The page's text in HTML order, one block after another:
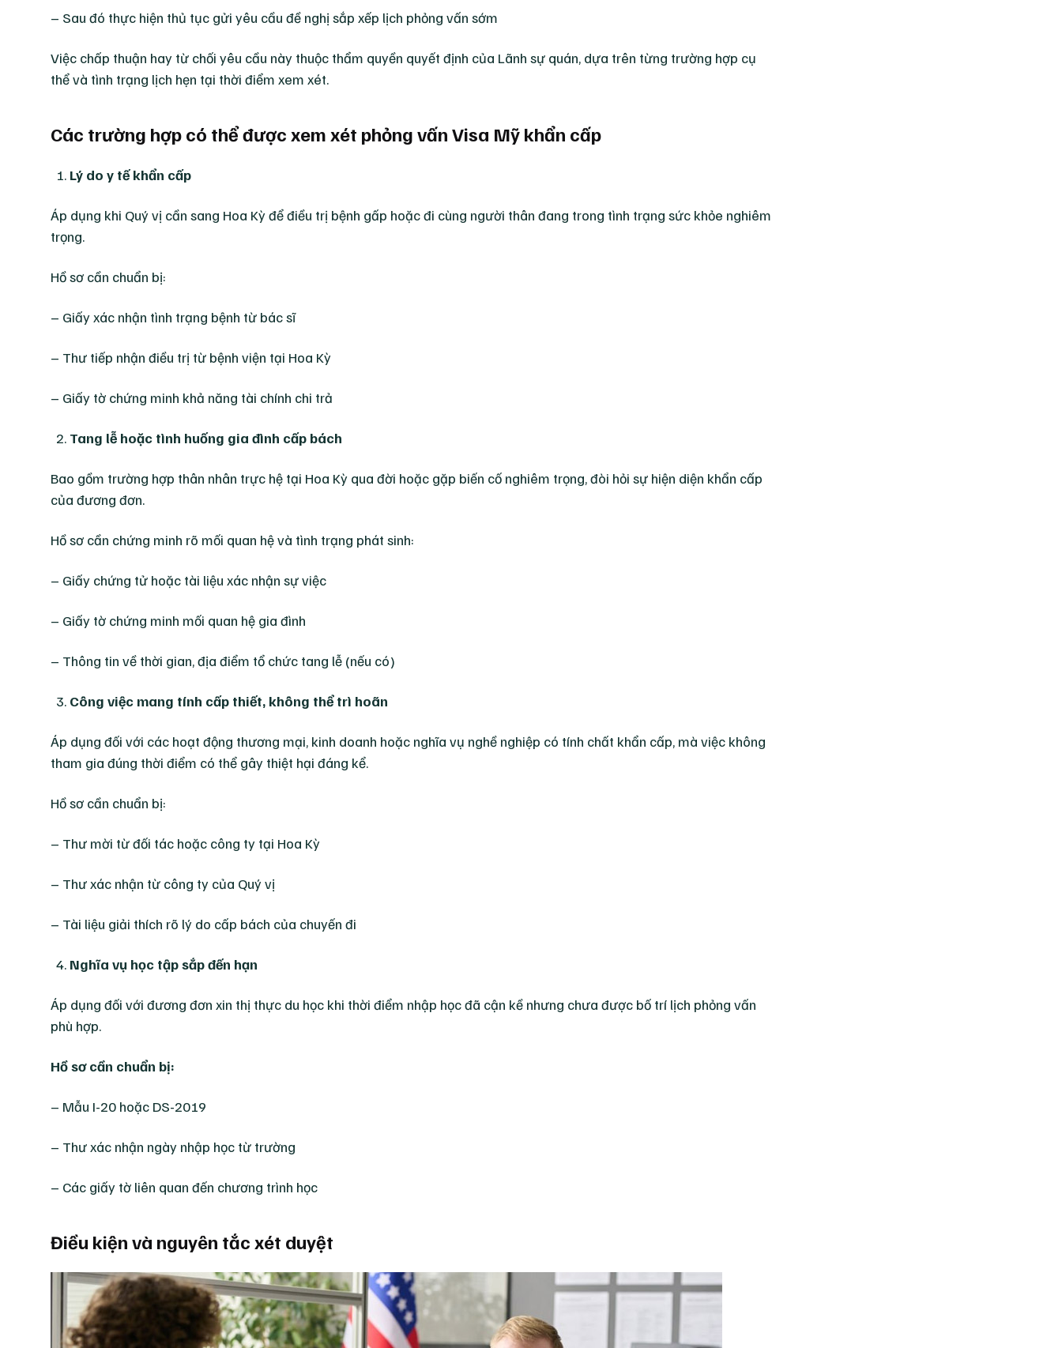
– Sau đó thực hiện thủ tục gửi yêu cầu đề nghị sắp xếp lịch phỏng vấn sớm
Việc chấp thuận hay từ chối yêu cầu này thuộc thẩm quyền quyết định của Lãnh sự quán, dựa trên từng trường hợp cụ
thể và tình trạng lịch hẹn tại thời điểm xem xét.
Các trường hợp có thể được xem xét phỏng vấn Visa Mỹ khẩn cấp
Lý do y tế khẩn cấp
Áp dụng khi Quý vị cần sang Hoa Kỳ để điều trị bệnh gấp hoặc đi cùng người thân đang trong tình trạng sức khỏe nghiêm
trọng.
Hồ sơ cần chuẩn bị:
– Giấy xác nhận tình trạng bệnh từ bác sĩ
– Thư tiếp nhận điều trị từ bệnh viện tại Hoa Kỳ
– Giấy tờ chứng minh khả năng tài chính chi trả
Tang lễ hoặc tình huống gia đình cấp bách
Bao gồm trường hợp thân nhân trực hệ tại Hoa Kỳ qua đời hoặc gặp biến cố nghiêm trọng, đòi hỏi sự hiện diện khẩn cấp
của đương đơn.
Hồ sơ cần chứng minh rõ mối quan hệ và tình trạng phát sinh:
– Giấy chứng tử hoặc tài liệu xác nhận sự việc
– Giấy tờ chứng minh mối quan hệ gia đình
– Thông tin về thời gian, địa điểm tổ chức tang lễ (nếu có)
Công việc mang tính cấp thiết, không thể trì hoãn
Áp dụng đối với các hoạt động thương mại, kinh doanh hoặc nghĩa vụ nghề nghiệp có tính chất khẩn cấp, mà việc không
tham gia đúng thời điểm có thể gây thiệt hại đáng kể.
Hồ sơ cần chuẩn bị:
– Thư mời từ đối tác hoặc công ty tại Hoa Kỳ
– Thư xác nhận từ công ty của Quý vị
– Tài liệu giải thích rõ lý do cấp bách của chuyến đi
Nghĩa vụ học tập sắp đến hạn
Áp dụng đối với đương đơn xin thị thực du học khi thời điểm nhập học đã cận kề nhưng chưa được bố trí lịch phỏng vấn
phù hợp.
Hồ sơ cần chuẩn bị:
– Mẫu I-20 hoặc DS-2019
– Thư xác nhận ngày nhập học từ trường
– Các giấy tờ liên quan đến chương trình học
Điều kiện và nguyên tắc xét duyệt